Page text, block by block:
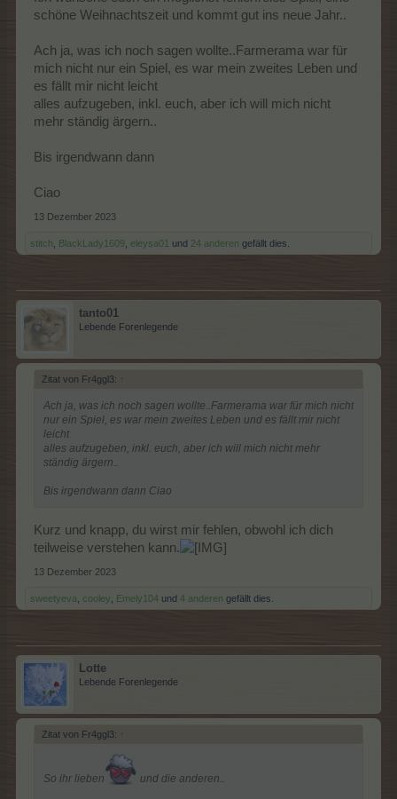
schöne Weihnachtszeit und kommt gut ins neue Jahr..
Ach ja, was ich noch sagen wollte..Farmerama war für
mich nicht nur ein Spiel, es war mein zweites Leben und
es fällt mir nicht leicht
alles aufzugeben, inkl. euch, aber ich will mich nicht
mehr ständig ärgern..
Bis irgendwann dann
Ciao
13 Dezember 2023
stitch BlackLady1609 eleysa01 und 24 anderen gefällt dies.
tanto01
Lebende Forenlegende
Zitat von Fr4ggl3: ↑
Ach ja, was ich noch sagen wollte..Farmerama war für mich nicht
nur ein Spiel, es war mein zweites Leben und es fällt mir nicht
leicht
alles aufzugeben, inkl. euch, aber ich will mich nicht mehr
ständig ärgern..
Bis irgendwann dann Ciao
Kurz und knapp, du wirst mir fehlen, obwohl ich dich
teilweise verstehen kann.
13 Dezember 2023
sweetyeva cooley Emely104 und 4 anderen gefällt dies.
Lotte
Lebende Forenlegende
Zitat von Fr4ggl3: ↑
So ihr lieben und die anderen..